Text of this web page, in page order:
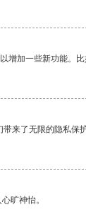
增加一些新功能。
来了无限的隐私保护
旷神怡。